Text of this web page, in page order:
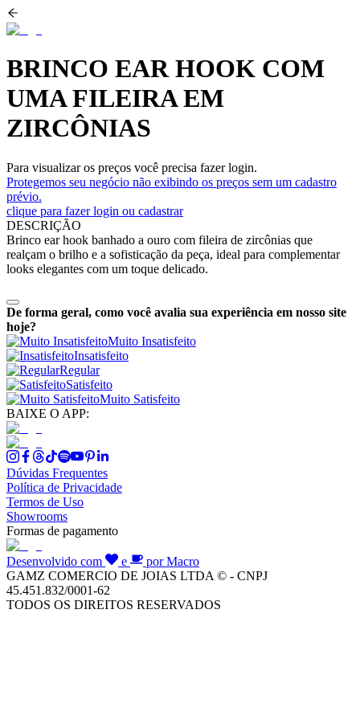
BRINCO EAR HOOK COM
UMA FILEIRA EM
ZIRCÔNIAS
Para visualizar os preços você precisa fazer login.
Protegemos seu negócio não exibindo os preços sem um cadastro
prévio.
clique para fazer login ou cadastrar
DESCRIÇÃO
Brinco ear hook banhado a ouro com fileira de zircônias que
realçam o brilho e a sofisticação da peça, ideal para complementar
looks elegantes com um toque delicado.
De forma geral, como você avalia sua experiência em nosso site
hoje?
Muito Insatisfeito
Insatisfeito
Regular
Satisfeito
Muito Satisfeito
BAIXE O APP:
Dúvidas Frequentes
Política de Privacidade
Termos de Uso
Showrooms
Formas de pagamento
Desenvolvido com e
por Macro
GAMZ COMERCIO DE JOIAS LTDA © - CNPJ
45.451.832/0001-62
TODOS OS DIREITOS RESERVADOS